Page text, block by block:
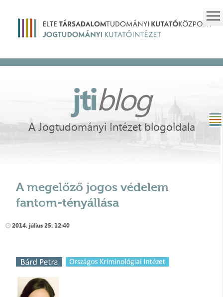
jtiblog
A Jogtudományi Intézet blogoldala
A megelőző jogos védelem
fantom-tényállása
2014. július 25. 12:40